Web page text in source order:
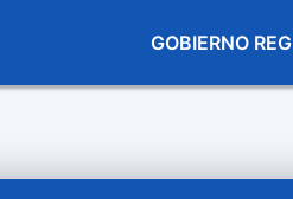
GOBIERNO